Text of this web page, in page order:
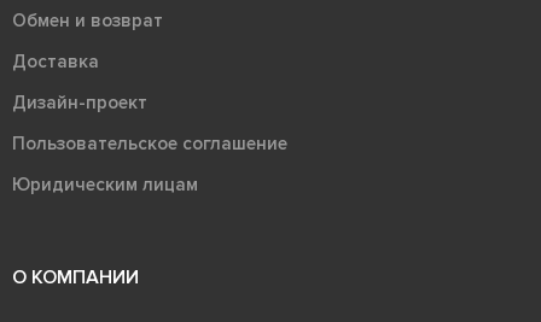
Обмен и возврат
Доставка
Дизайн-проект
Пользовательское соглашение
Юридическим лицам
О КОМПАНИИ